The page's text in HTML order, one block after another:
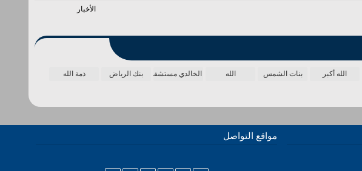
الأخبار
الله أكبر بنات الشمس الله الخالدي مستشفى بنك الرياض
ذمة الله
مواقع التواصل